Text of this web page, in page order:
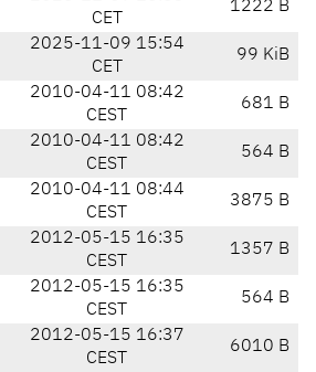
CET
1222 B
2025-11-09 15:54
CET
99 KiB
2010-04-11 08:42
CEST
681 B
2010-04-11 08:42
CEST
564 B
2010-04-11 08:44
CEST
3875 B
2012-05-15 16:35
CEST
1357 B
2012-05-15 16:35
CEST
564 B
2012-05-15 16:37
CEST
6010 B